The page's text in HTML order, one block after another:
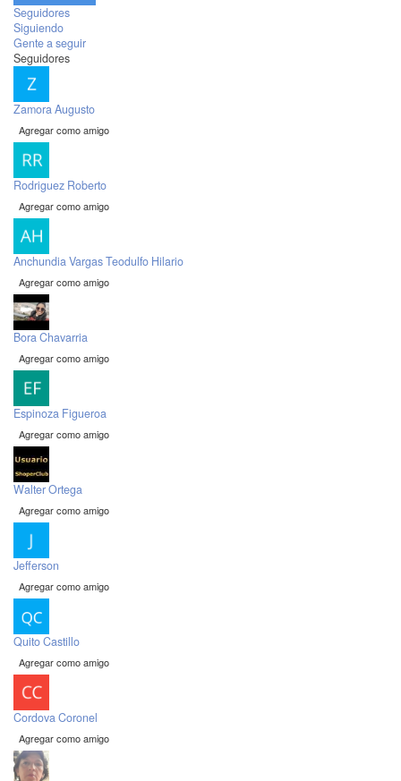
Seguidores
Siguiendo
Gente a seguir
Seguidores
Zamora Augusto
Agregar como amigo
Rodriguez Roberto
Agregar como amigo
Anchundia Vargas Teodulfo Hilario
Agregar como amigo
Bora Chavarria
Agregar como amigo
Espinoza Figueroa
Agregar como amigo
Walter Ortega
Agregar como amigo
Jefferson
Agregar como amigo
Quito Castillo
Agregar como amigo
Cordova Coronel
Agregar como amigo